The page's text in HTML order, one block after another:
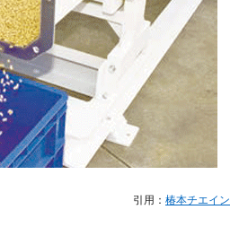
引用： 椿本チエイン